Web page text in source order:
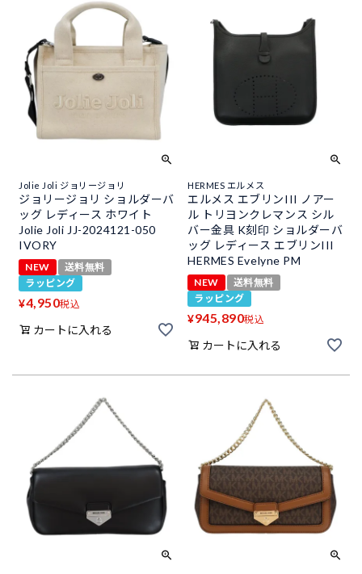
Jolie Joli ジョリージョリ
ジョリージョリ ショルダーバ
ッグ レディース ホワイト
Jolie Joli JJ-2024121-050
IVORY
NEW
送料無料
ラッピング
¥4,950税込
カートに入れる
HERMES エルメス
エルメス エブリンIII ノアー
ル トリヨンクレマンス シル
バー金具 K刻印 ショルダーバ
ッグ レディース エブリンIII
HERMES Evelyne PM
NEW
送料無料
ラッピング
¥945,890税込
カートに入れる